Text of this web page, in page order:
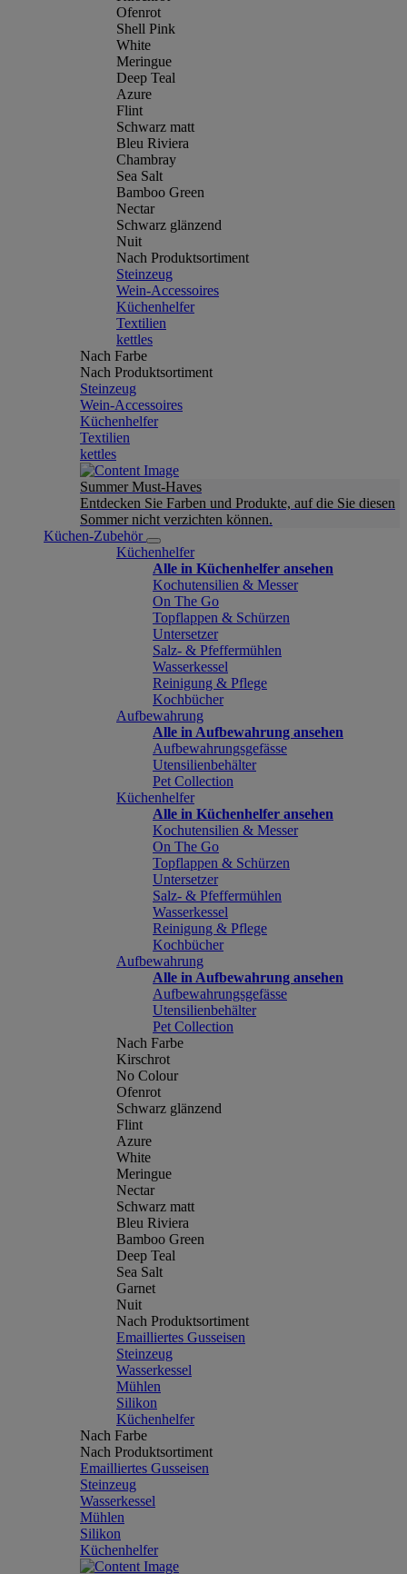
Ofenrot
Shell Pink
White
Meringue
Deep Teal
Azure
Flint
Schwarz matt
Bleu Riviera
Chambray
Sea Salt
Bamboo Green
Nectar
Schwarz glänzend
Nuit
Nach Produktsortiment
Steinzeug
Wein-Accessoires
Küchenhelfer
Textilien
kettles
Nach Farbe
Nach Produktsortiment
Steinzeug
Wein-Accessoires
Küchenhelfer
Textilien
kettles
Summer Must-Haves
Entdecken Sie Farben und Produkte, auf die Sie diesen
Sommer nicht verzichten können.
Küchen-Zubehör
Küchenhelfer
Alle in Küchenhelfer ansehen
Kochutensilien & Messer
On The Go
Topflappen & Schürzen
Untersetzer
Salz- & Pfeffermühlen
Wasserkessel
Reinigung & Pflege
Kochbücher
Aufbewahrung
Alle in Aufbewahrung ansehen
Aufbewahrungsgefässe
Utensilienbehälter
Pet Collection
Küchenhelfer
Alle in Küchenhelfer ansehen
Kochutensilien & Messer
On The Go
Topflappen & Schürzen
Untersetzer
Salz- & Pfeffermühlen
Wasserkessel
Reinigung & Pflege
Kochbücher
Aufbewahrung
Alle in Aufbewahrung ansehen
Aufbewahrungsgefässe
Utensilienbehälter
Pet Collection
Nach Farbe
Kirschrot
No Colour
Ofenrot
Schwarz glänzend
Flint
Azure
White
Meringue
Nectar
Schwarz matt
Bleu Riviera
Bamboo Green
Deep Teal
Sea Salt
Garnet
Nuit
Nach Produktsortiment
Emailliertes Gusseisen
Steinzeug
Wasserkessel
Mühlen
Silikon
Küchenhelfer
Nach Farbe
Nach Produktsortiment
Emailliertes Gusseisen
Steinzeug
Wasserkessel
Mühlen
Silikon
Küchenhelfer